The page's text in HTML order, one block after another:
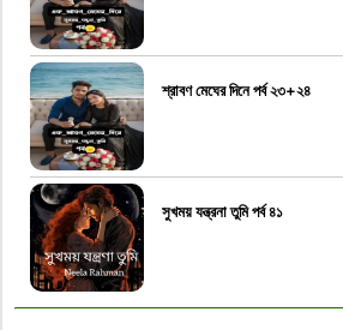
শ্রাবণ মেঘের দিনে পর্ব ২৩+২৪
সুখময় যন্ত্রনা তুমি পর্ব ৪১